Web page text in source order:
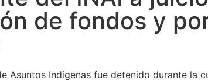
de fondos y
Asuntos Indígenas fue detenido durante la